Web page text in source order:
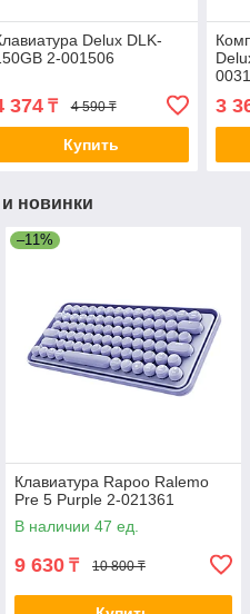
Delux DLK-
2-001506
374₸ 4 590 ₸
Купить
3
новинки
–11%
Клавиатура Rapoo Ralemo
Pre 5 Purple 2-021361
В наличии 47 ед.
9 630 ₸ 10 800 ₸